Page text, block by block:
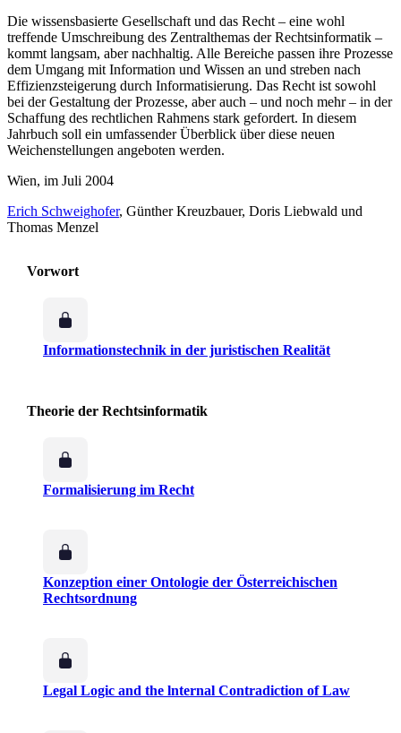
Die wissensbasierte Gesellschaft und das Recht – eine wohl
treffende Umschreibung des Zentralthemas der Rechtsinformatik –
kommt langsam, aber nachhaltig. Alle Bereiche passen ihre Prozesse
dem Umgang mit Information und Wissen an und streben nach
Effizienzsteigerung durch Informatisierung. Das Recht ist sowohl
bei der Gestaltung der Prozesse, aber auch – und noch mehr – in der
Schaffung des rechtlichen Rahmens stark gefordert. In diesem
Jahrbuch soll ein umfassender Überblick über diese neuen
Weichenstellungen angeboten werden.
Wien, im Juli 2004
Erich Schweighofer, Günther Kreuzbauer, Doris Liebwald und
Thomas Menzel
Vorwort
Informationstechnik in der juristischen Realität
Theorie der Rechtsinformatik
Formalisierung im Recht
Konzeption einer Ontologie der Österreichischen
Rechtsordnung
Legal Logic and the lnternal Contradiction of Law